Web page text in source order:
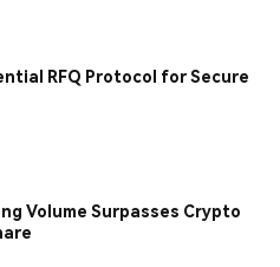
RFQ Protocol for Secure
Volume Surpasses Crypto